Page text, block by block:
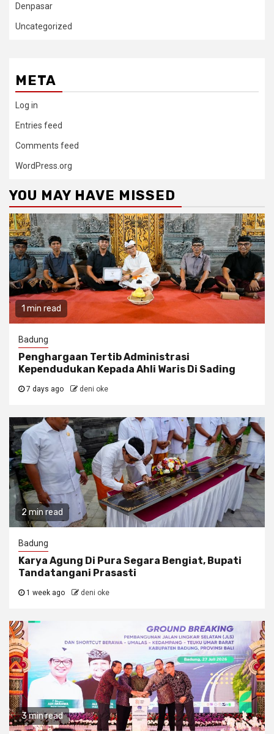
Denpasar
Uncategorized
META
Log in
Entries feed
Comments feed
WordPress.org
YOU MAY HAVE MISSED
1 min read
Badung
Penghargaan Tertib Administrasi
Kependudukan Kepada Ahli Waris Di Sading
7 days ago deni oke
2 min read
Badung
Karya Agung Di Pura Segara Bengiat, Bupati
Tandatangani Prasasti
1 week ago deni oke
3 min read